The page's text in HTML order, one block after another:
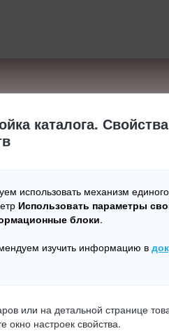
каталога.
использовать механизм
Использовать параметры
блоки.
изучить информацию в
или на детальной странице
окно настроек свойства.